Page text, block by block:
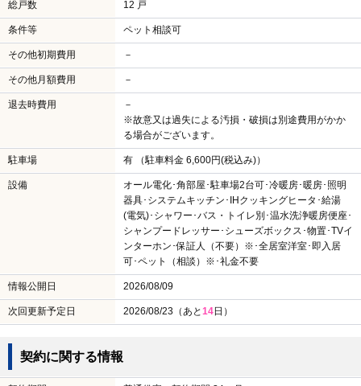
総戸数 12 戸
条件等 ペット相談可
その他初期費用 －
その他月額費用 －
退去時費用
－
※故意又は過失による汚損・破損は別途費用がかか
る場合がございます。
駐車場 有 （駐車料金 6,600円(税込み)）
設備
オール電化･角部屋･駐車場2台可･冷暖房･暖房･照明
器具･システムキッチン･IHクッキングヒータ･給湯
(電気)･シャワー･バス・トイレ別･温水洗浄暖房便座･
シャンプードレッサー･シューズボックス･物置･TVイ
ンターホン･保証人（不要）※･全居室洋室･即入居
可･ペット（相談）※･礼金不要
情報公開日 2026/08/09
次回更新予定日 2026/08/23（あと14日）
契約に関する情報